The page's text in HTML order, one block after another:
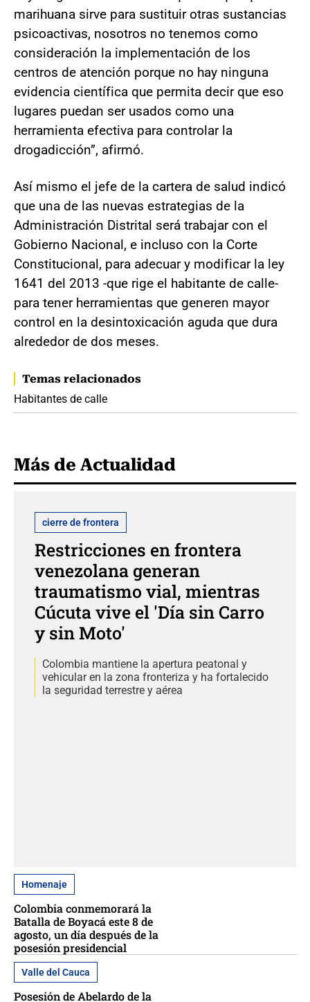
marihuana sirve para sustituir otras sustancias
psicoactivas, nosotros no tenemos como
consideración la implementación de los
centros de atención porque no hay ninguna
evidencia científica que permita decir que eso
lugares puedan ser usados como una
herramienta efectiva para controlar la
drogadicción”, afirmó.
Así mismo el jefe de la cartera de salud indicó
que una de las nuevas estrategias de la
Administración Distrital será trabajar con el
Gobierno Nacional, e incluso con la Corte
Constitucional, para adecuar y modificar la ley
1641 del 2013 -que rige el habitante de calle-
para tener herramientas que generen mayor
control en la desintoxicación aguda que dura
alrededor de dos meses.
Temas relacionados
Habitantes de calle
Más de Actualidad
cierre de frontera
Restricciones en frontera
venezolana generan
traumatismo vial, mientras
Cúcuta vive el 'Día sin Carro
y sin Moto'
Colombia mantiene la apertura peatonal y
vehicular en la zona fronteriza y ha fortalecido
la seguridad terrestre y aérea
Homenaje
Colombia conmemorará la
Batalla de Boyacá este 8 de
agosto, un día después de la
posesión presidencial
Valle del Cauca
Posesión de Abelardo de la